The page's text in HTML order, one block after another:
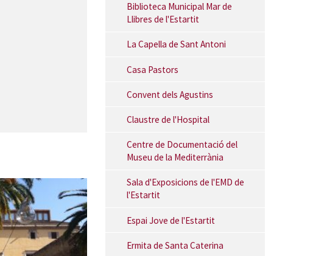
Biblioteca Municipal Mar de
Llibres de l'Estartit
La Capella de Sant Antoni
Casa Pastors
Convent dels Agustins
Claustre de l'Hospital
Centre de Documentació del
Museu de la Mediterrània
Sala d'Exposicions de l'EMD de
l'Estartit
Espai Jove de l'Estartit
Ermita de Santa Caterina